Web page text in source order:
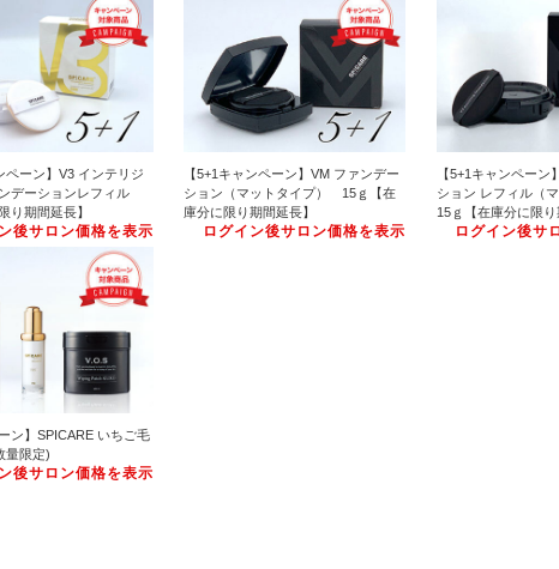
ペーン】V3 インテリジ
デーションレフィル
り期間延長】
後サロン価格を表示
【5+1キャンペーン】VM ファンデー
ション（マットタイプ） 15ｇ【在
庫分に限り期間延長】
ログイン後サロン価格を表示
【5+1キャンペーン
ション レフィル（
15ｇ【在庫分に限り
ログイン後サ
ン】SPICARE いちご毛
量限定)
後サロン価格を表示